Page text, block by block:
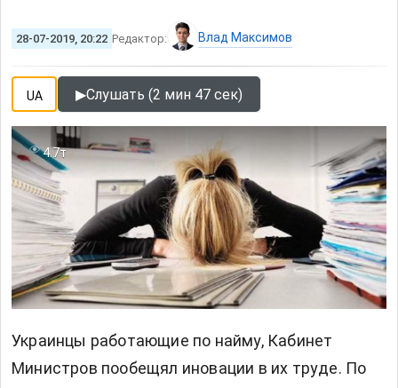
28-07-2019, 20:22 Редактор: Влад Максимов
UA ▶Слушать (2 мин 47 сек)
4.7т
Украинцы работающие по найму, Кабинет
Министров пообещял иновации в их труде. По